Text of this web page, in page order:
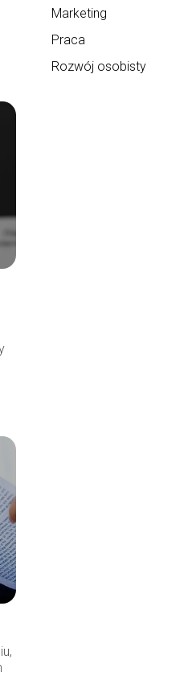
Marketing
Praca
Rozwój osobisty